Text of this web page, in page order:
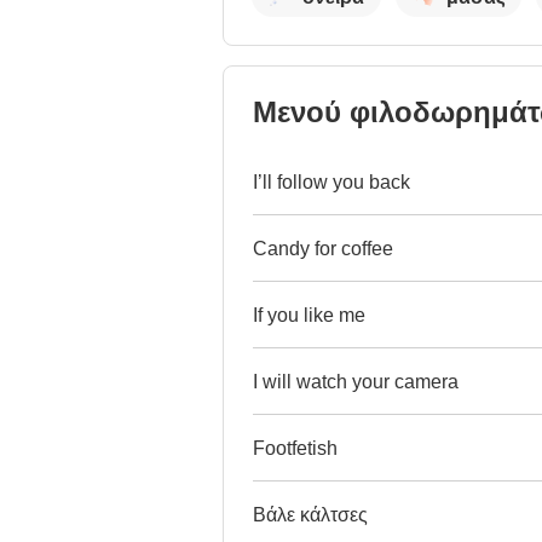
Μενού
I’ll follow you back
Candy for coffee
If you like me
I will watch your camera
Footfetish
Βάλε κάλτσες